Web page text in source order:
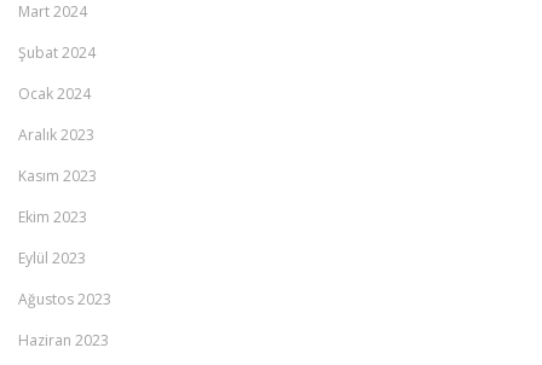
Mart 2024
Şubat 2024
Ocak 2024
Aralık 2023
Kasım 2023
Ekim 2023
Eylül 2023
Ağustos 2023
Haziran 2023